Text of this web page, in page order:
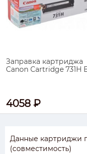
Заправка картриджа
Canon Cartridge 731H
4058 ₽
Данные картриджи
(совместимость)